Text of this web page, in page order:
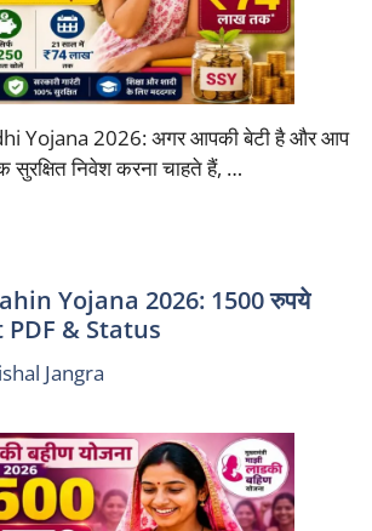
Yojana 2026: अगर आपकी बेटी है और आप
निवेश करना चाहते हैं, …
Yojana 2026: 1500 रुपये
PDF & Status
Jangra